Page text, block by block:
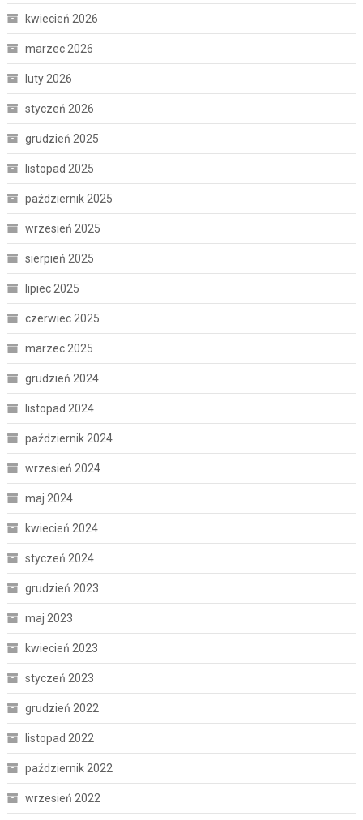
kwiecień 2026
marzec 2026
luty 2026
styczeń 2026
grudzień 2025
listopad 2025
październik 2025
wrzesień 2025
sierpień 2025
lipiec 2025
czerwiec 2025
marzec 2025
grudzień 2024
listopad 2024
październik 2024
wrzesień 2024
maj 2024
kwiecień 2024
styczeń 2024
grudzień 2023
maj 2023
kwiecień 2023
styczeń 2023
grudzień 2022
listopad 2022
październik 2022
wrzesień 2022